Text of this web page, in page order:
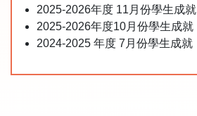
2025-2026年度 11月份學生成就
2025-2026年度10月份學生成就
2024-2025 年度 7月份學生成就